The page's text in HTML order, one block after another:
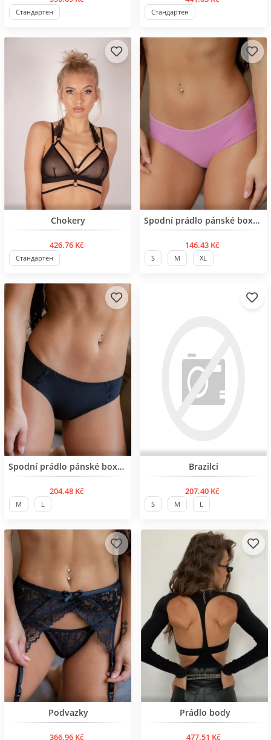
Стандартен Стандартен
Chokery
426.76 Kč
Стандартен
BESTSELLERSpodní prádlo pánské boxerky
146.43 Kč
S M XL
BESTSELLERSpodní prádlo pánské boxerky
204.48 Kč
M L
Нов продукт
Brazilci
207.40 Kč
S M L
Нов продукт
Podvazky
366.96 Kč
BESTSELLER
Prádlo body
477.51 Kč